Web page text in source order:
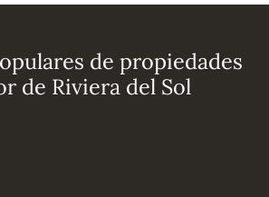
de propiedades
de Riviera del Sol